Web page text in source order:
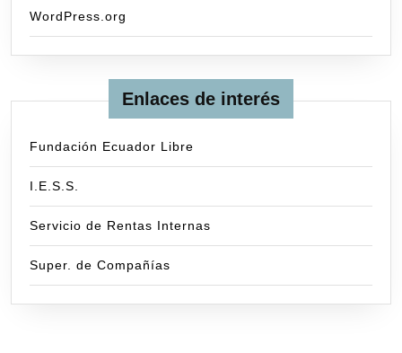
WordPress.org
Enlaces de interés
Fundación Ecuador Libre
I.E.S.S.
Servicio de Rentas Internas
Super. de Compañías